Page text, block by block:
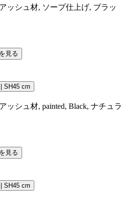
ッシュ材, ソープ仕上げ, ブラッ
見る
SH45 cm
ッシュ材, painted, Black, ナチュラ
見る
SH45 cm